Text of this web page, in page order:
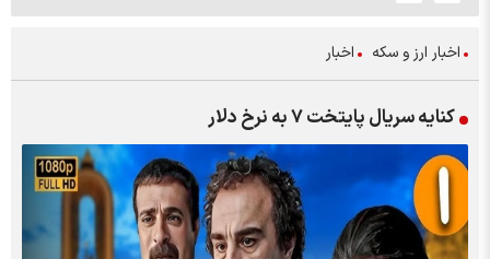
اخبار ارز و سکه اخبار
کنایه سریال پایتخت ۷ به نرخ دلار